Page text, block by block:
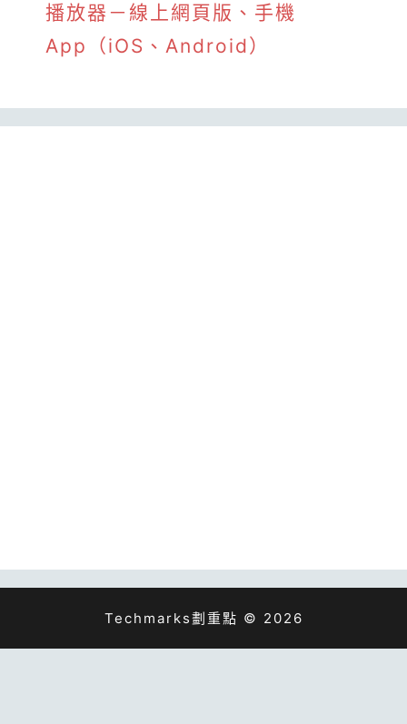
播放器－線上網頁版、手機
App（iOS、Android）
Techmarks劃重點 © 2026